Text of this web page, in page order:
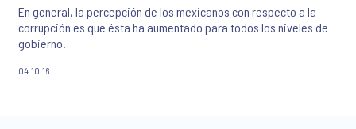
En general, la percepción de los mexicanos con respecto a la
corrupción es que ésta ha aumentado para todos los niveles de
gobierno.
04.10.16